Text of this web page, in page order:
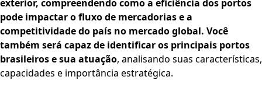
exterior, compreendendo como a eficiência dos portos
pode impactar o fluxo de mercadorias e a
competitividade do país no mercado global. Você
também será capaz de identificar os principais portos
brasileiros e sua atuação, analisando suas características,
capacidades e importância estratégica.